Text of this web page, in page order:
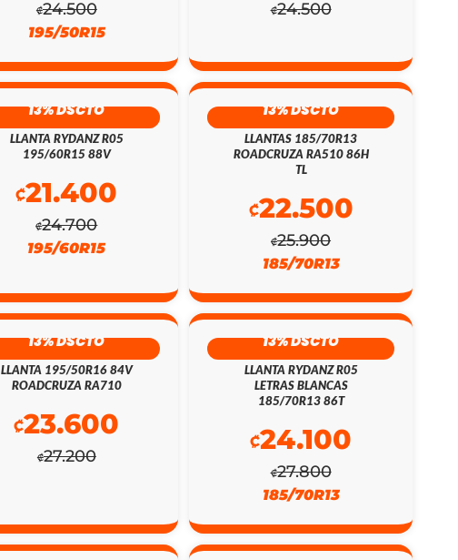
₡24.500
195/50R15
₡24.500
13% DSCTO
LLANTA RYDANZ R05
195/60R15 88V
₡24.700
₡21.400
195/60R15
13% DSCTO
LLANTAS 185/70R13
ROADCRUZA RA510 86H
TL
₡25.900
₡22.500
185/70R13
13% DSCTO
LLANTA 195/50R16 84V
ROADCRUZA RA710
₡27.200
₡23.600
13% DSCTO
LLANTA RYDANZ R05
LETRAS BLANCAS
185/70R13 86T
₡27.800
₡24.100
185/70R13